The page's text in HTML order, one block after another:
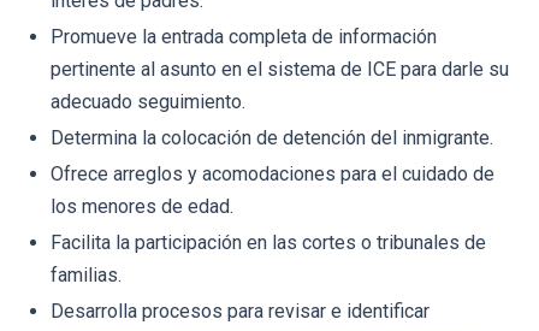
Promueve la entrada completa de información
pertinente al asunto en el sistema de ICE para darle su
adecuado seguimiento.
Determina la colocación de detención del inmigrante.
Ofrece arreglos y acomodaciones para el cuidado de
los menores de edad.
Facilita la participación en las cortes o tribunales de
familias.
Desarrolla procesos para revisar e identificar